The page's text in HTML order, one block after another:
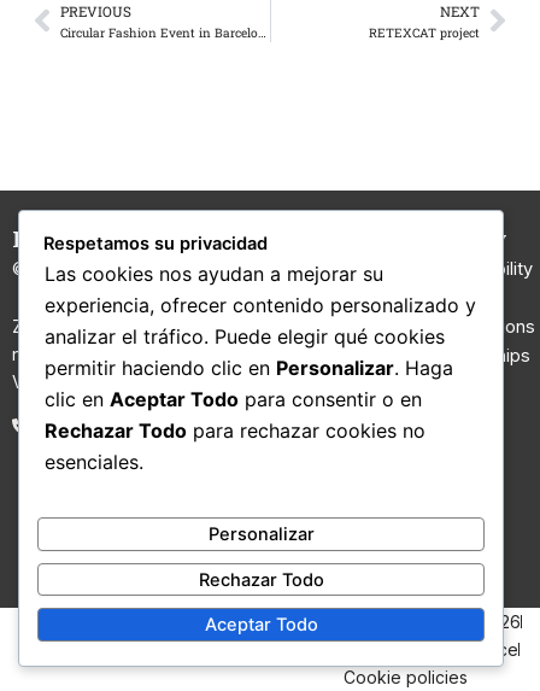
Prev
PREVIOUS NEXT
RETEXCAT project
Hilaturas Jesús Rubio
© 2026 All rights reserved.
Zona Riu Ripoll, Molí d’en Gall,
nau nº 2. 08210 Barberà del
Vallès, Barcelona.
93 711 02 26
Yarns
100% Wool
Yarn
Regenerated
yarns
Fancy yarns
Technical
Blended
Yarn
Company
Sustainability
I+D
Certifications
Partnerships
Contact
© Hilaturas Jesús Rubio
2026
Legal Notice
Cookie policies
Respetamos su privacidad
Las cookies nos ayudan a mejorar su
experiencia, ofrecer contenido personalizado y
analizar el tráfico. Puede elegir qué cookies
permitir haciendo clic en Personalizar. Haga
clic en Aceptar Todo para consentir o en
Rechazar Todo para rechazar cookies no
esenciales.
Personalizar
Rechazar Todo
Aceptar Todo